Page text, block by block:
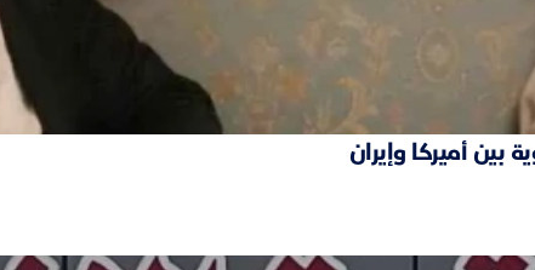
بين أميركا وإيران